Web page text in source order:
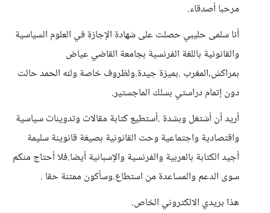
مرحبا أصدقاء.
أنا سلمى حليبي حصلت على شهادة الإجازة في العلوم السياسية
والقانونية باللغة الفرنسية بجامعة القاضي عياض
بمراكش،المغرب .بميزة جيدة.ولظروف خاصة ولله الحمد حالت
دون إتمام دراستي بسلك الماجستير.
أريد أن أشتغل وبشدة .أستطيع كتابة مقالات وتدوينات سياسية
واقتصادية واجتماعية وحت القانونية بصيغة قانوينة سليمة
أجيد الكتابة بالعربية والفرنسية والإسبانية أيضا.فلا أحتاج منكم
سوى الدعم والمساعدة من استطاع.وسأكون ممتنة حقا .
هذا بريدي الالكتروني الخاص.